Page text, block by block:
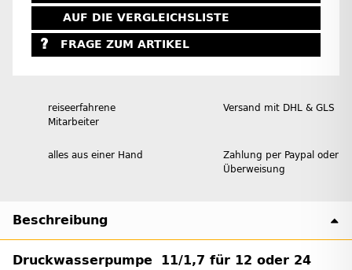
AUF DIE VERGLEICHSLISTE
FRAGE ZUM ARTIKEL
reiseerfahrene
Mitarbeiter
Versand mit DHL & GLS
alles aus einer Hand
Zahlung per Paypal oder
Überweisung
Beschreibung
Druckwasserpumpe 11/1,7 für 12 oder 24